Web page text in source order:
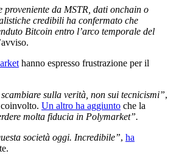
proveniente da MSTR, dati onchain o
credibili ha confermato che
Bitcoin entro l’arco temporale del
hanno espresso frustrazione per il
sulla verità, non sui tecnicismi”,
Un altro ha aggiunto che la
molta fiducia in Polymarket”.
società oggi. Incredibile”, ha